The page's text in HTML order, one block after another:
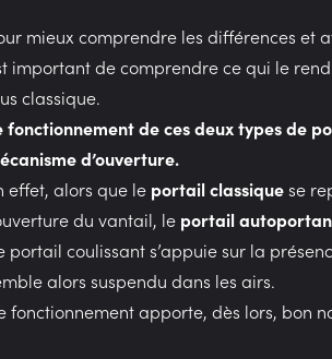
mieux comprendre les différences et
important de comprendre ce qui le
classique.
fonctionnement de ces deux types de
d’ouverture.
effet, alors que le portail classiquese
du vantail, le portail
portail coulissant s’appuie sur la
alors suspendu dans les airs.
fonctionnement apporte, dès lors, bon